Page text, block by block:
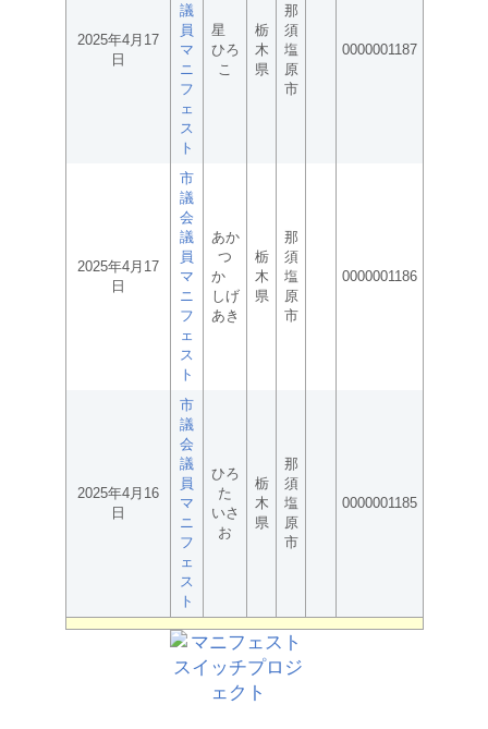
2025年4月17
日
議
員
マ
ニ
フ
ェ
ス
ト
星
ひろ
こ
栃
木
県
那
須
塩
原
市
0000001187
2025年4月17
日
市
議
会
議
員
マ
ニ
フ
ェ
ス
ト
あか
つ
か
しげ
あき
栃
木
県
那
須
塩
原
市
0000001186
2025年4月16
日
市
議
会
議
員
マ
ニ
フ
ェ
ス
ト
ひろ
た
いさ
お
栃
木
県
那
須
塩
原
市
0000001185